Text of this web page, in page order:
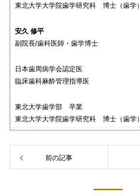
東北大学大学院歯学研究科 博士（歯学）
安久 修平
副院長/歯科医師・歯学博士
日本歯周病学会認定医
臨床歯科麻酔管理指導医
東北大学歯学部 卒業
東北大学大学院歯学研究科 博士（歯学）
前の記事